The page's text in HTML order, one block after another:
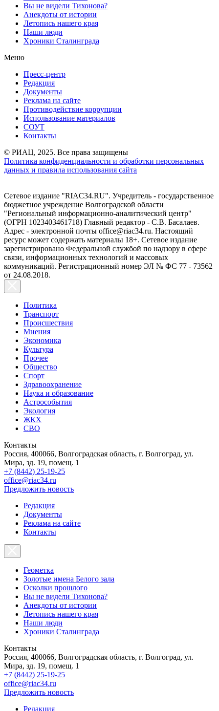
Вы не видели Тихонова?
Анекдоты от истории
Летопись нашего края
Наши люди
Хроники Сталинграда
Меню
Пресс-центр
Редакция
Документы
Реклама на сайте
Противодействие коррупции
Использование материалов
СОУТ
Контакты
© РИАЦ, 2025. Все права защищены
Политика конфиденциальности и обработки персональных
данных и правила использования сайта
Сетевое издание "RIAC34.RU". Учредитель - государственное
бюджетное учреждение Волгоградской области
"Региональный информационно-аналитический центр"
(ОГРН 1023403461718) Главный редактор - С.В. Басалаев.
Адрес - электронной почты office@riac34.ru. Настоящий
ресурс может содержать материалы 18+. Сетевое издание
зарегистрировано Федеральной службой по надзору в сфере
связи, информационных технологий и массовых
коммуникаций. Регистрационный номер ЭЛ № ФС 77 - 73562
от 24.08.2018.
Политика
Транспорт
Происшествия
Мнения
Экономика
Культура
Прочее
Общество
Спорт
Здравоохранение
Наука и образование
Астрособытия
Экология
ЖКХ
СВО
Контакты
Россия, 400066, Волгоградская область, г. Волгоград, ул.
Мира, зд. 19, помещ. 1
+7 (8442) 25-19-25
office@riac34.ru
Предложить новость
Редакция
Документы
Реклама на сайте
Контакты
Геометка
Золотые имена Белого зала
Осколки прошлого
Вы не видели Тихонова?
Анекдоты от истории
Летопись нашего края
Наши люди
Хроники Сталинграда
Контакты
Россия, 400066, Волгоградская область, г. Волгоград, ул.
Мира, зд. 19, помещ. 1
+7 (8442) 25-19-25
office@riac34.ru
Предложить новость
Редакция